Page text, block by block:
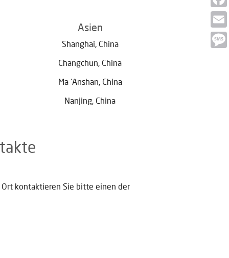
Email
Asien
Shanghai, China
Changchun, China
Ma ‘Anshan, China
Nanjing, China
kontaktieren Sie bitte einen der